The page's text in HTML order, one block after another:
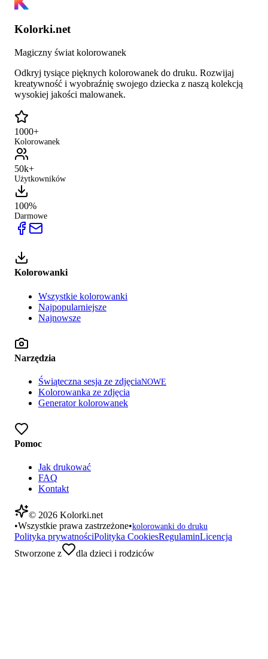
Kolorki.net
Magiczny świat kolorowanek
Odkryj tysiące pięknych kolorowanek do druku. Rozwijaj
kreatywność i wyobraźnię swojego dziecka z naszą kolekcją
wysokiej jakości malowanek.
1000+
Kolorowanek
50k+
Użytkowników
100%
Darmowe
Kolorowanki
Wszystkie kolorowanki
Najpopularniejsze
Najnowsze
Narzędzia
Świąteczna sesja ze zdjęciaNOWE
Kolorowanka ze zdjęcia
Generator kolorowanek
Pomoc
Jak drukować
FAQ
Kontakt
© 2026 Kolorki.net
•Wszystkie prawa zastrzeżone•kolorowanki do druku
Polityka prywatnościPolityka CookiesRegulaminLicencja
Stworzone z
dla dzieci i rodziców